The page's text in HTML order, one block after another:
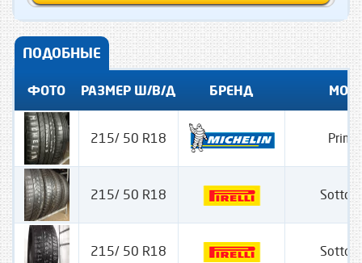
ПОДОБНЫЕ
ФОТО РАЗМЕР Ш/В/Д БРЕНД
215/ 50 R18
215/ 50 R18 Sotto
215/ 50 R18 Sotto